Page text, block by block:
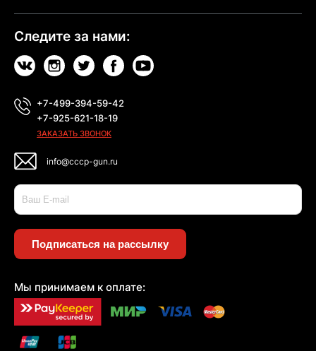
Следите за нами:
+7-499-394-59-42
+7-925-621-18-19
ЗАКАЗАТЬ ЗВОНОК
info@cccp-gun.ru
Подписаться на рассылку
Мы принимаем к оплате: